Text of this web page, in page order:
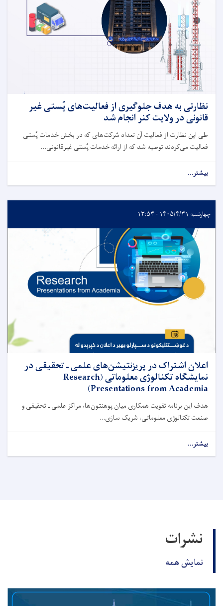
نظارتی به هدف جلوگیری از فعالیت‌های پُستی غیر
قانونی در ولایت کنر انجام شد
طی این نظارت از فعالیت آن تعداد شرکت‌های که در بخش خدمات پُستی
فعالیت می‌کردند توصیه شد که از ارائه خدمات پُستی غیرقانونی...
بیشتر...
چهارشنبه ۱۴۰۵/۴/۳۱ - ۱۳:۵۳
اعلان اشتراک در پریزنتیشن‌های علمی ـ تحقیقی در
نمایشگاه تکنالوژی معلوماتی (Research
Presentations from Academia)
هدف این برنامه تقویت همکاری میان پوهنتون‌ها، مراکز علمی ـ تحقیقی و
صنعت تکنالوژی معلوماتی، شریک ‌سازی...
بیشتر...
نشرات
نمایش همه